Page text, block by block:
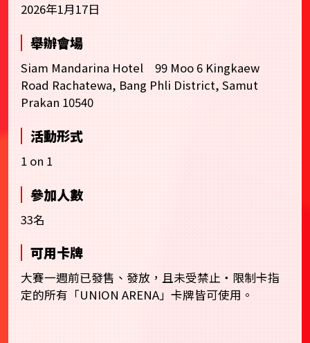
2026年1月17日
舉辦會場
Siam Mandarina Hotel 99 Moo 6 Kingkaew
Road Rachatewa, Bang Phli District, Samut
Prakan 10540
活動形式
1 on 1
參加人數
33名
可用卡牌
大賽一週前已發售、發放，且未受禁止・限制卡指
定的所有「UNION ARENA」卡牌皆可使用。